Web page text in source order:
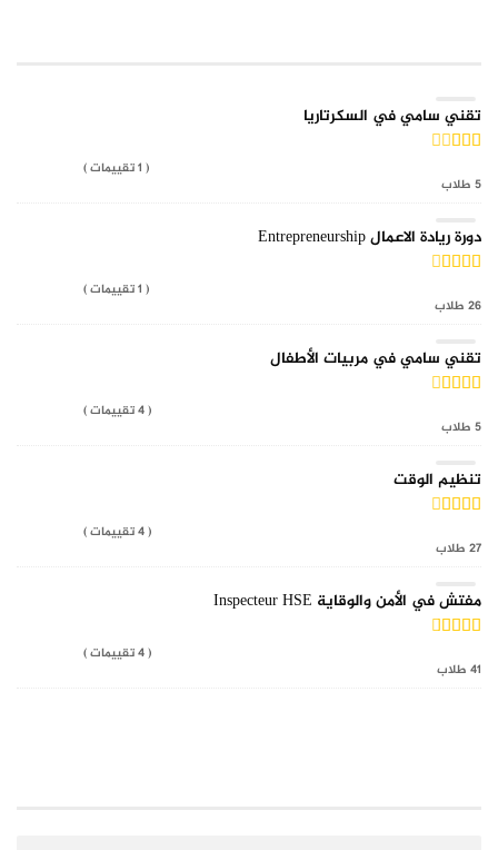
تقني سامي في السكرتاريا
( 1 تقييمات )
5 طلاب
دورة ريادة الاعمال Entrepreneurship
( 1 تقييمات )
26 طلاب
تقني سامي في مربيات الأطفال
( 4 تقييمات )
5 طلاب
تنظيم الوقت
( 4 تقييمات )
27 طلاب
مفتش في الأمن والوقاية Inspecteur HSE
( 4 تقييمات )
41 طلاب